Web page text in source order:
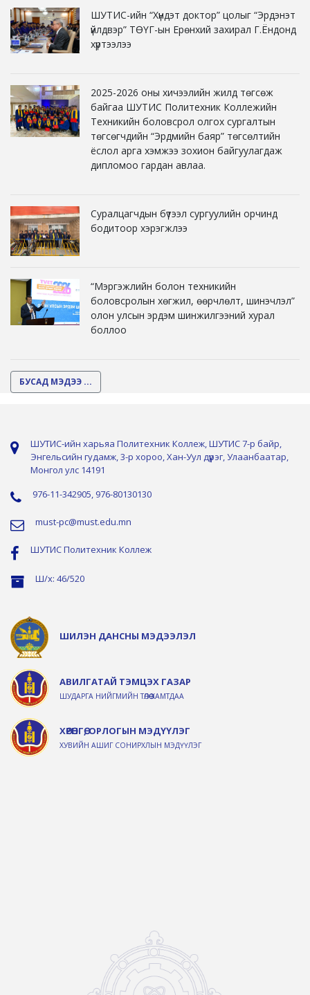
ШУТИС-ийн “Хүндэт доктор” цолыг “Эрдэнэт
үйлдвэр” ТӨҮГ-ын Ерөнхий захирал Г.Ёндонд
хүртээлээ
2025-2026 оны хичээлийн жилд төгсөж
байгаа ШУТИС Политехник Коллежийн
Техникийн боловсрол олгох сургалтын
төгсөгчдийн “Эрдмийн баяр” төгсөлтийн
ёслол арга хэмжээ зохион байгуулагдаж
дипломоо гардан авлаа.
Суралцагчдын бүтээл сургуулийн орчинд
бодитоор хэрэгжлээ
“Мэргэжлийн болон техникийн
боловсролын хөгжил, өөрчлөлт, шинэчлэл”
олон улсын эрдэм шинжилгээний хурал
боллоо
БУСАД МЭДЭЭ ...
ШУТИС-ийн харьяа Политехник Коллеж, ШУТИС 7-р байр,
Энгельсийн гудамж, 3-р хороо, Хан-Уул дүүрэг, Улаанбаатар,
Монгол улс 14191
976-11-342905, 976-80130130
must-pc@must.edu.mn
ШУТИС Политехник Коллеж
Ш/х: 46/520
ШИЛЭН ДАНСНЫ МЭДЭЭЛЭЛ
АВИЛГАТАЙ ТЭМЦЭХ ГАЗАР
ШУДАРГА НИЙГМИЙН ТӨЛӨӨ ХАМТДАА
ХӨРӨНГӨ, ОРЛОГЫН МЭДҮҮЛЭГ
ХУВИЙН АШИГ СОНИРХЛЫН МЭДҮҮЛЭГ